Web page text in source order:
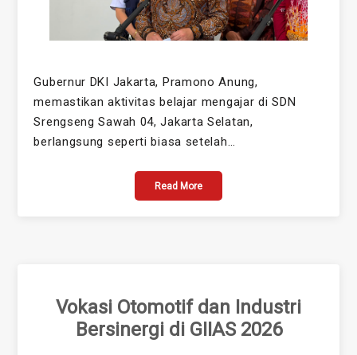
Gubernur DKI Jakarta, Pramono Anung,
memastikan aktivitas belajar mengajar di SDN
Srengseng Sawah 04, Jakarta Selatan,
berlangsung seperti biasa setelah…
Read More
Vokasi Otomotif dan Industri
Bersinergi di GIIAS 2026